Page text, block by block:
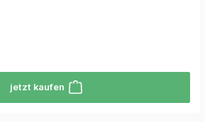
jetzt kaufen